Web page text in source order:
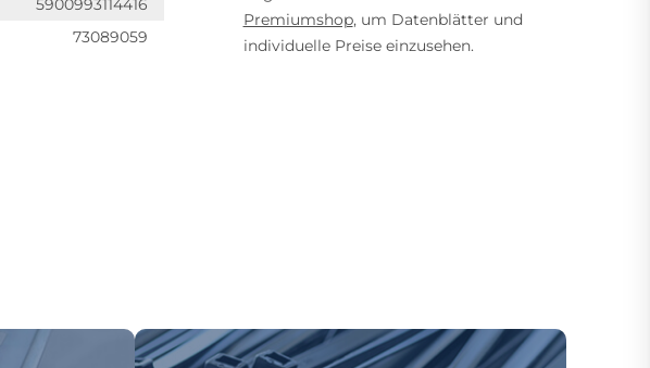
5900993114416
73089059
Premiumshop, um Datenblätter und
individuelle Preise einzusehen.